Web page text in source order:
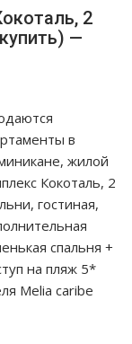
2
—
в
жилой
Кокоталь, 2
гостиная,
спальня +
на пляж 5*
Melia caribe